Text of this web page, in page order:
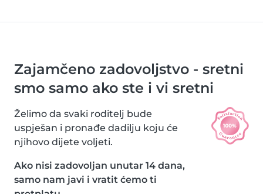
Zajamčeno zadovoljstvo - sretni
smo samo ako ste i vi sretni
Želimo da svaki roditelj bude
uspješan i pronađe dadilju koju će
njihovo dijete voljeti.
Ako nisi zadovoljan unutar 14 dana,
samo nam javi i vratit ćemo ti